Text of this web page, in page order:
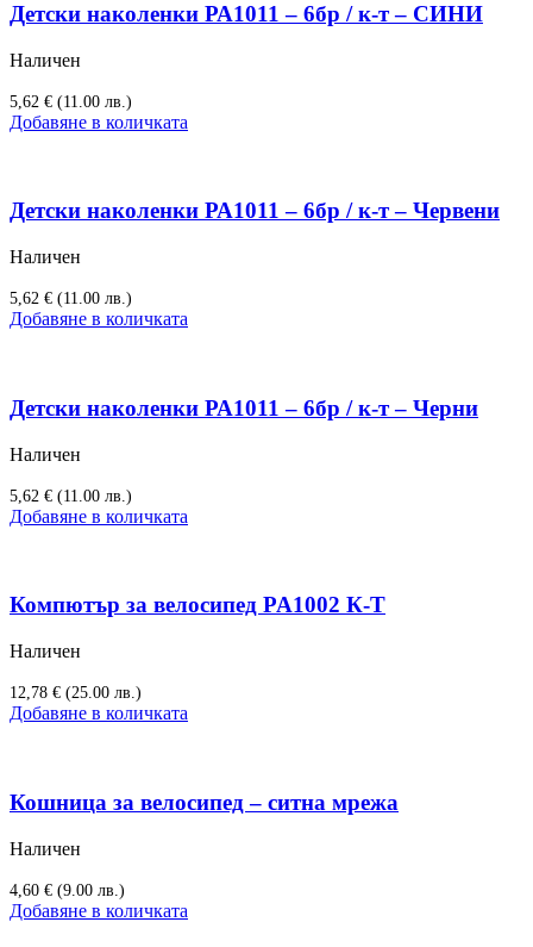
Детски наколенки РА1011 – 6бр / к-т – СИНИ
Наличен
5,62 € (11.00 лв.)
Добавяне в количката
Детски наколенки РА1011 – 6бр / к-т – Червени
Наличен
5,62 € (11.00 лв.)
Добавяне в количката
Детски наколенки РА1011 – 6бр / к-т – Черни
Наличен
5,62 € (11.00 лв.)
Добавяне в количката
Компютър за велосипед PA1002 К-Т
Наличен
12,78 € (25.00 лв.)
Добавяне в количката
Кошница за велосипед – ситна мрежа
Наличен
4,60 € (9.00 лв.)
Добавяне в количката